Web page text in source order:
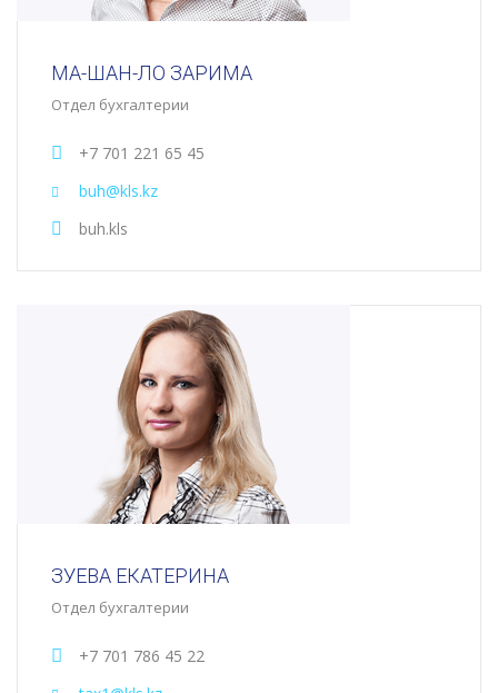
МА-ШАН-ЛО ЗАРИМА
Отдел бухгалтерии
+7 701 221 65 45
buh@kls.kz
buh.kls
ЗУЕВА ЕКАТЕРИНА
Отдел бухгалтерии
+7 701 786 45 22